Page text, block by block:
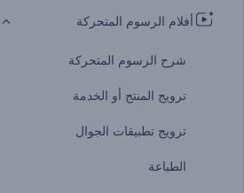
أفلام الرسوم المتحركة
شرح الرسوم المتحركة
ترويج المنتج أو الخدمة
ترويج تطبيقات الجوال
الطباعة